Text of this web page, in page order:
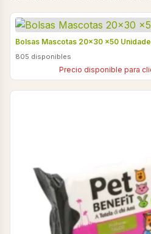
Bolsas Mascotas 20x30 x50
805 disponibles
Precio disponible para